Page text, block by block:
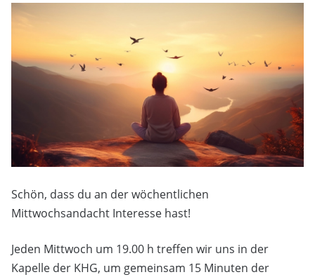
Schön, dass du an der wöchentlichen
Mittwochsandacht Interesse hast!
Jeden Mittwoch um 19.00 h treffen wir uns in der
Kapelle der KHG, um gemeinsam 15 Minuten der